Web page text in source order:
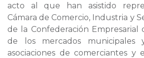
acto al que han asistido
Cámara de Comercio, Industria y
de la Confederación Empresarial
de los mercados municipales
asociaciones de comerciantes y